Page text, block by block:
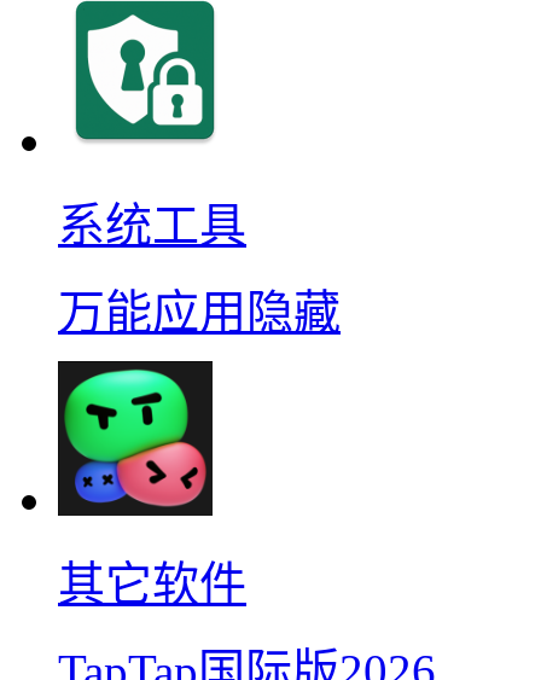
系统工具
万能应用隐藏
其它软件